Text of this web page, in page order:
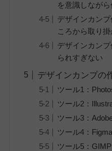
を意識しながら
デザインカン
ころから取り掛
デザインカン
られすぎない
デザインカンプの
ツール1：
ツール2：
ツール3：
ツール4：Figma
ツール5：GIMP